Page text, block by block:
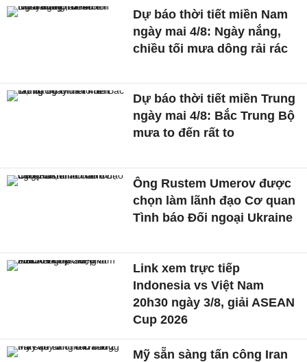
Dự báo thời tiết miền Nam
ngày mai 4/8: Ngày nắng,
chiều tối mưa dông rải rác
Dự báo thời tiết miền Trung
ngày mai 4/8: Bắc Trung Bộ
mưa to đến rất to
Ông Rustem Umerov được
chọn làm lãnh đạo Cơ quan
Tình báo Đối ngoại Ukraine
Link xem trực tiếp
Indonesia vs Việt Nam
20h30 ngày 3/8, giải ASEAN
Cup 2026
Mỹ sẵn sàng tấn công Iran